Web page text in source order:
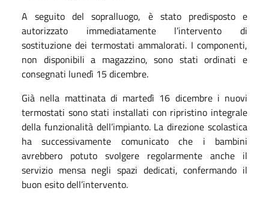
A seguito del sopralluogo, è stato predisposto e
autorizzato immediatamente l’intervento di
sostituzione dei termostati ammalorati. I componenti,
non disponibili a magazzino, sono stati ordinati e
consegnati lunedì 15 dicembre.
Già nella mattinata di martedì 16 dicembre i nuovi
termostati sono stati installati con ripristino integrale
della funzionalità dell’impianto. La direzione scolastica
ha successivamente comunicato che i bambini
avrebbero potuto svolgere regolarmente anche il
servizio mensa negli spazi dedicati, confermando il
buon esito dell’intervento.